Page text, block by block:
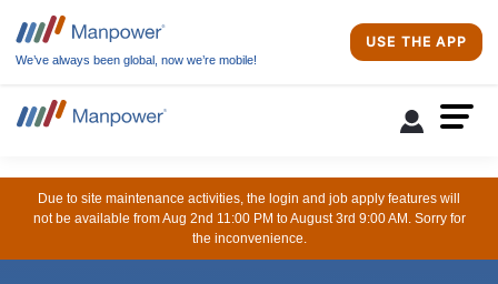
We’ve always been global, now we’re mobile!
USE THE APP
Due to site maintenance activities, the login and job apply features will
not be available from Aug 2nd 11:00 PM to August 3rd 9:00 AM. Sorry for
the inconvenience.